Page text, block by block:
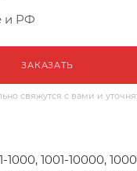
и РФ
ЗАКАЗАТЬ
свяжутся с вами и
1-1000, 1001-10000,